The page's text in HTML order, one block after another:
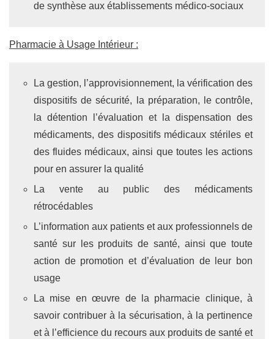
de synthèse aux établissements médico-sociaux
Pharmacie à Usage Intérieur :
La gestion, l’approvisionnement, la vérification des
dispositifs de sécurité, la préparation, le contrôle,
la détention l’évaluation et la dispensation des
médicaments, des dispositifs médicaux stériles et
des fluides médicaux, ainsi que toutes les actions
pour en assurer la qualité
La vente au public des médicaments
rétrocédables
L’information aux patients et aux professionnels de
santé sur les produits de santé, ainsi que toute
action de promotion et d’évaluation de leur bon
usage
La mise en œuvre de la pharmacie clinique, à
savoir contribuer à la sécurisation, à la pertinence
et à l’efficience du recours aux produits de santé et